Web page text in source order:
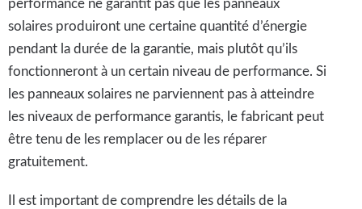
performance ne garantit pas que les panneaux
solaires produiront une certaine quantité d’énergie
pendant la durée de la garantie, mais plutôt qu’ils
fonctionneront à un certain niveau de performance. Si
les panneaux solaires ne parviennent pas à atteindre
les niveaux de performance garantis, le fabricant peut
être tenu de les remplacer ou de les réparer
gratuitement.
Il est important de comprendre les détails de la